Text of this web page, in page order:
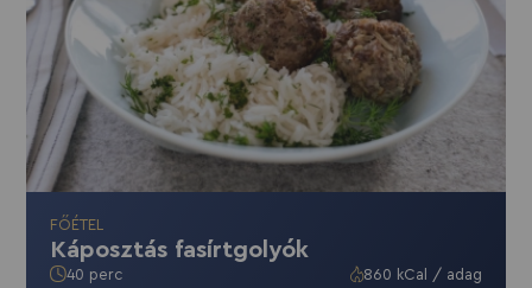
FŐÉTEL
Káposztás fasírtgolyók
40 perc 860 kCal / adag